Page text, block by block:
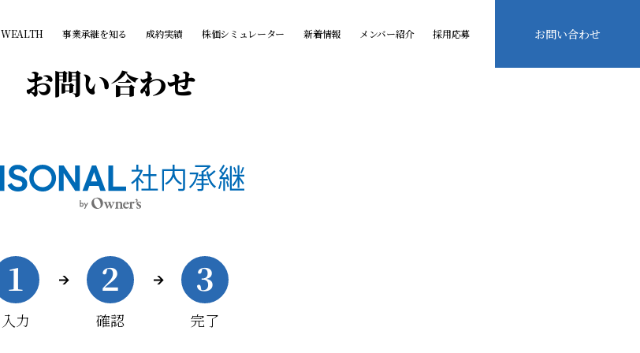
WEALTH 事業承継を知る 成約実績 株価シミュレーター 新着情報 メンバー紹介 採用応募 お問い合わせ
お問い合わせ
1
入力
2
確認
3
完了